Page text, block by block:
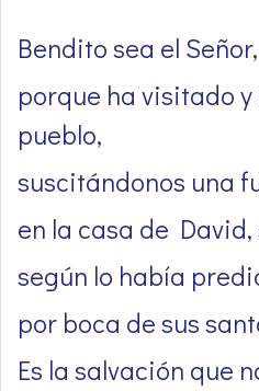
Bendito sea el
porque ha visitado
pueblo,
suscitándonos una
en la casa de David,
según lo había
por boca de sus
Es la salvación que